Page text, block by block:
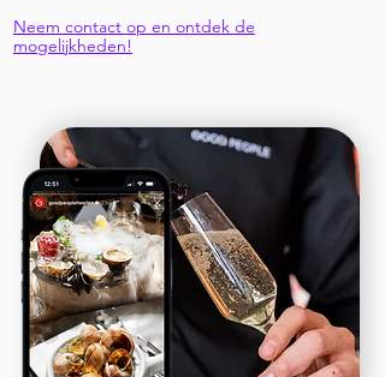
Neem contact op en ontdek de
mogelijkheden!